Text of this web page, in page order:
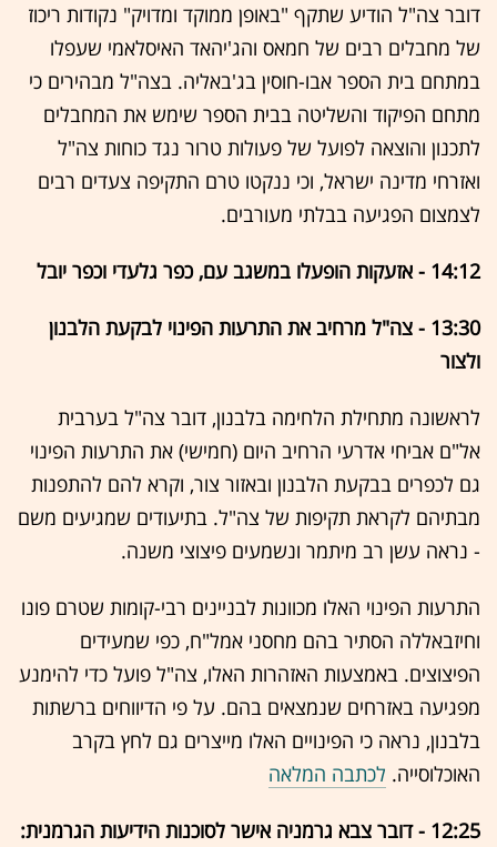
דובר צה"ל הודיע שתקף "באופן ממוקד ומדויק" נקודות ריכוז
של מחבלים רבים של חמאס והג'יהאד האיסלאמי שעפלו
במתחם בית הספר אבו-חוסין בג'באליה. בצה"ל מבהירים כי
מתחם הפיקוד והשליטה בבית הספר שימש את המחבלים
לתכנון והוצאה לפועל של פעולות טרור נגד כוחות צה"ל
ואזרחי מדינה ישראל, וכי ננקטו טרם התקיפה צעדים רבים
לצמצום הפגיעה בבלתי מעורבים.
14:12 - אזעקות הופעלו במשגב עם, כפר גלעדי וכפר יובל
13:30 - צה"ל מרחיב את התרעות הפינוי לבקעת הלבנון
ולצור
לראשונה מתחילת הלחימה בלבנון, דובר צה"ל בערבית
אל"ם אביחי אדרעי הרחיב היום (חמישי) את התרעות הפינוי
גם לכפרים בבקעת הלבנון ובאזור צור, וקרא להם להתפנות
מבתיהם לקראת תקיפות של צה"ל. בתיעודים שמגיעים משם
- נראה עשן רב מיתמר ונשמעים פיצוצי משנה.
התרעות הפינוי האלו מכוונות לבניינים רבי-קומות שטרם פונו
וחיזבאללה הסתיר בהם מחסני אמל"ח, כפי שמעידים
הפיצוצים. באמצעות האזהרות האלו, צה"ל פועל כדי להימנע
מפגיעה באזרחים שנמצאים בהם. על פי הדיווחים ברשתות
בלבנון, נראה כי הפינויים האלו מייצרים גם לחץ בקרב
האוכלוסייה. לכתבה המלאה
12:25 - דובר צבא גרמניה אישר לסוכנות הידיעות הגרמנית: